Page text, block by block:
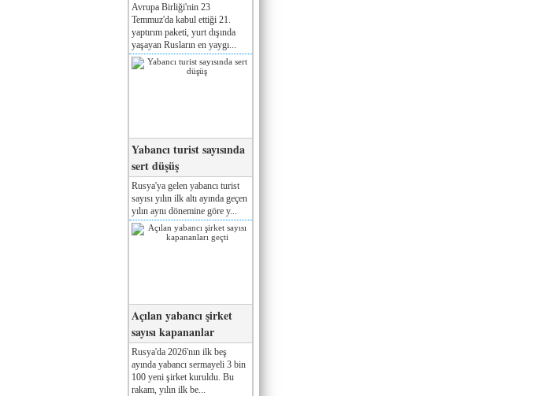
Avrupa Birliği'nin 23
Temmuz'da kabul ettiği 21.
yaptırım paketi, yurt dışında
yaşayan Rusların en yaygı...
Yabancı turist sayısında
sert düşüş
Rusya'ya gelen yabancı turist
sayısı yılın ilk altı ayında geçen
yılın aynı dönemine göre y...
Açılan yabancı şirket
sayısı kapananlar
Rusya'da 2026'nın ilk beş
ayında yabancı sermayeli 3 bin
100 yeni şirket kuruldu. Bu
rakam, yılın ilk be...